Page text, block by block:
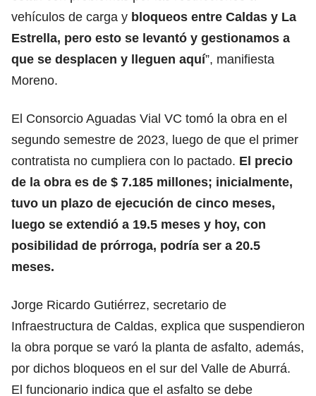
vehículos de carga y bloqueos entre Caldas y La
Estrella, pero esto se levantó y gestionamos a
que se desplacen y lleguen aquí”, manifiesta
Moreno.
El Consorcio Aguadas Vial VC tomó la obra en el
segundo semestre de 2023, luego de que el primer
contratista no cumpliera con lo pactado. El precio
de la obra es de $ 7.185 millones; inicialmente,
tuvo un plazo de ejecución de cinco meses,
luego se extendió a 19.5 meses y hoy, con
posibilidad de prórroga, podría ser a 20.5
meses.
Jorge Ricardo Gutiérrez, secretario de
Infraestructura de Caldas, explica que suspendieron
la obra porque se varó la planta de asfalto, además,
por dichos bloqueos en el sur del Valle de Aburrá.
El funcionario indica que el asfalto se debe